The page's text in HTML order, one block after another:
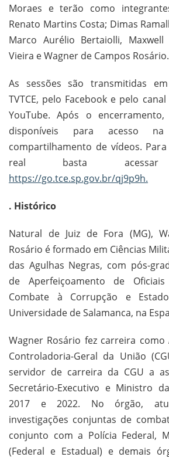
Moraes e terão como
Renato Martins Costa; Dimas
Marco Aurélio Bertaiolli,
Vieira e Wagner de Campos Rosário.
As sessões são transmitidas
TVTCE, pelo Facebook e pelo
YouTube. Após o
disponíveis para acesso
compartilhamento de vídeos.
real basta
https://go.tce.sp.gov.br/qj9p9h.
. Histórico
Natural de Juiz de Fora (MG),
Rosário é formado em Ciências
das Agulhas Negras, com pós-
de Aperfeiçoamento de
Combate à Corrupção e
Universidade de Salamanca, na
Wagner Rosário fez carreira
Controladoria-Geral da União
servidor de carreira da CGU a
Secretário-Executivo e Ministro
2017 e 2022. No órgão,
investigações conjuntas de
conjunto com a Polícia Federal,
(Federal e Estadual) e demais